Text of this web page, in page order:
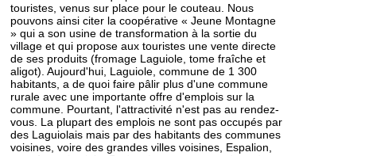
touristes, venus sur place pour le couteau. Nous
pouvons ainsi citer la coopérative « Jeune Montagne
» qui a son usine de transformation à la sortie du
village et qui propose aux touristes une vente directe
de ses produits (fromage Laguiole, tome fraîche et
aligot). Aujourd'hui, Laguiole, commune de 1 300
habitants, a de quoi faire pâlir plus d'une commune
rurale avec une importante offre d'emplois sur la
commune. Pourtant, l'attractivité n'est pas au rendez-
vous. La plupart des emplois ne sont pas occupés par
des Laguiolais mais par des habitants des communes
voisines, voire des grandes villes voisines, Espalion,